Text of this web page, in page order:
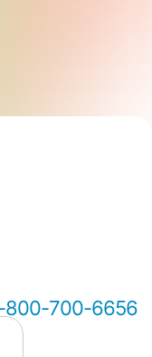
800-700-6656